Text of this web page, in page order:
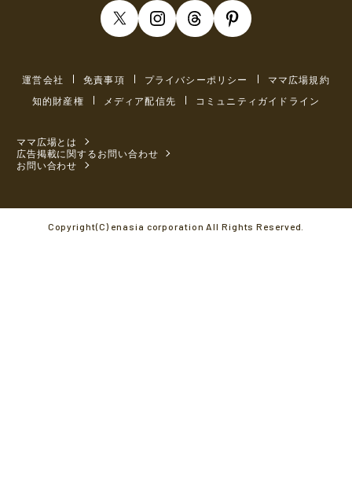
運営会社 免責事項 プライバシーポリシー
ママ広場規約
知的財産権
メディア配信先 コミュニティガイドライン
ママ広場とは
広告掲載に関するお問い合わせ
お問い合わせ
Copyright(C) enasia corporation All Rights Reserved.